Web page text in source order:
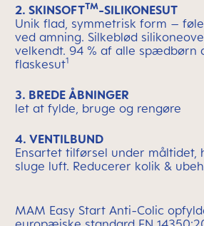
2. SKINSOFTTM-SILIKONESUT
Unik flad, symmetrisk form –
ved amning. Silkeblød
velkendt. 94 % af alle spædbørn
flaskesut1
3. BREDE ÅBNINGER
let at fylde, bruge og rengøre
4. VENTILBUND
Ensartet tilførsel under måltidet,
sluge luft. Reducerer kolik &
MAM Easy Start Anti-Colic